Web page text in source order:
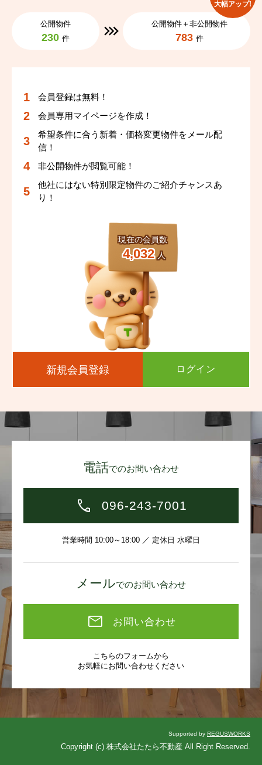
公開物件
230 件
公開物件＋非公開物件
783 件
大幅アップ!
現在の会員数
4,032 人
会員登録は無料！
会員専用マイページを作成！
希望条件に合う新着・価格変更物件をメール配
信！
非公開物件が閲覧可能！
他社にはない特別限定物件のご紹介チャンスあ
り！
新規会員登録 ログイン
電話でのお問い合わせ
096-243-7001
営業時間 10:00～18:00 ／ 定休日 水曜日
メールでのお問い合わせ
お問い合わせ
こちらのフォームから
お気軽にお問い合わせください
Supported by REGUSWORKS
Copyright (c) 株式会社たたら不動産 All Right Reserved.